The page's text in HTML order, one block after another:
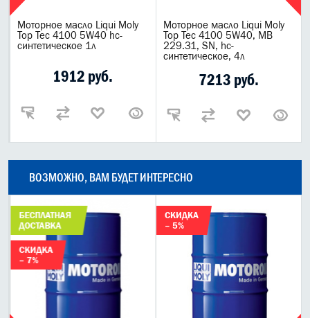
Моторное масло Liqui Moly
Top Tec 4100 5W40 hc-
синтетическое 1л
1912 руб.
Моторное масло Liqui Moly
Top Tec 4100 5W40, MB
229.31, SN, hc-
синтетическое, 4л
7213 руб.
ВОЗМОЖНО, ВАМ БУДЕТ ИНТЕРЕСНО
БЕСПЛАТНАЯ
ДОСТАВКА
СКИДКА
– 7%
СКИДКА
– 5%